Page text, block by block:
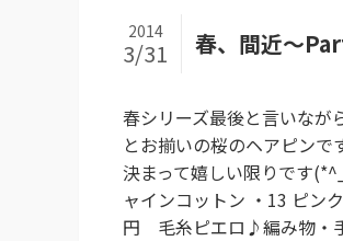
春、間近～
2014
3/31
春シリーズ最後と言いな
とお揃いの桜のヘアピン
決まって嬉しい限りです
ャインコットン ・13 ピ
円 毛糸ピエロ♪編み物・